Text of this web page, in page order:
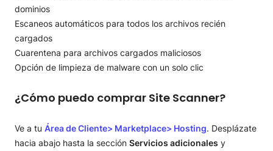
dominios
Escaneos automáticos para todos los archivos recién
cargados
Cuarentena para archivos cargados maliciosos
Opción de limpieza de malware con un solo clic
¿Cómo puedo comprar Site Scanner?
Ve a tu Área de Cliente> Marketplace> Hosting. Desplázate
hacia abajo hasta la sección Servicios adicionales y